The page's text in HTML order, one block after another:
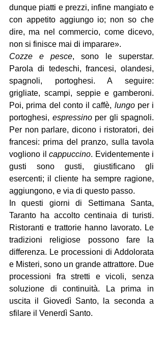
dunque piatti e prezzi, infine mangiato e
con appetito aggiungo io; non so che
dire, ma nel commercio, come dicevo,
non si finisce mai di imparare».
Cozze e pesce, sono le superstar.
Parola di tedeschi, francesi, olandesi,
spagnoli, portoghesi. A seguire:
grigliate, scampi, seppie e gamberoni.
Poi, prima del conto il caffè, lungo per i
portoghesi, espressino per gli spagnoli.
Per non parlare, dicono i ristoratori, dei
francesi: prima del pranzo, sulla tavola
vogliono il cappuccino. Evidentemente i
gusti sono gusti, giustificano gli
esercenti; il cliente ha sempre ragione,
aggiungono, e via di questo passo.
In questi giorni di Settimana Santa,
Taranto ha accolto centinaia di turisti.
Ristoranti e trattorie hanno lavorato. Le
tradizioni religiose possono fare la
differenza. Le processioni di Addolorata
e Misteri, sono un grande attrattore. Due
processioni fra stretti e vicoli, senza
soluzione di continuità. La prima in
uscita il Giovedì Santo, la seconda a
sfilare il Venerdì Santo.